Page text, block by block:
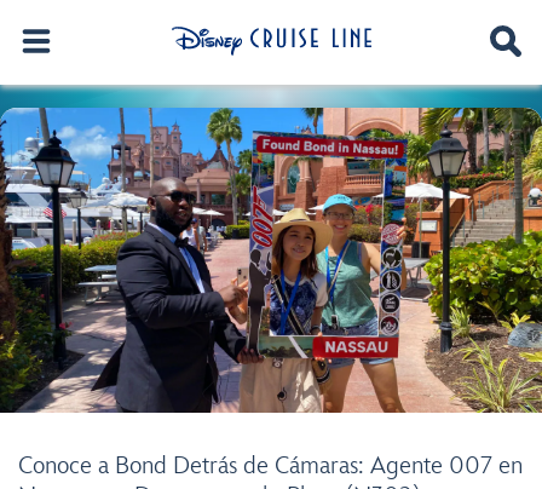
Conoce a Bond Detrás de Cámaras: Agente 007 en